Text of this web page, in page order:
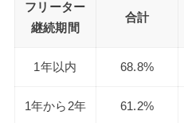
フリーター
継続期間
合計
1年以内 68.8%
1年から2年 61.2%